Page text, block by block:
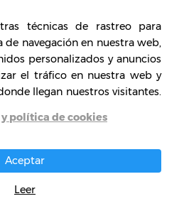
los cuales enseñar los
y tus conocimientos.
un emprendimiento
dado que el progreso
te impulsará a ir por
que sabes emplear las
tu escuela y, al mismo
técnicas de rastreo para
navegación en nuestra web,
personalizados y anuncios
el tráfico en nuestra web y
llegan nuestros visitantes.
política de cookies
Aceptar
Leer